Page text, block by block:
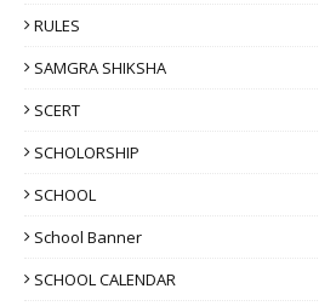
RULES
SAMGRA SHIKSHA
SCERT
SCHOLORSHIP
SCHOOL
School Banner
SCHOOL CALENDAR